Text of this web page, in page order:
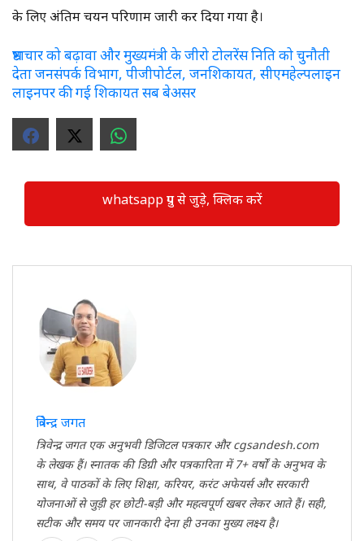
के लिए अंतिम चयन परिणाम जारी कर दिया गया है।
भ्रष्टाचार को बढ़ावा और मुख्यमंत्री के जीरो टोलरेंस निति को चुनौती
देता जनसंपर्क विभाग, पीजीपोर्टल, जनशिकायत, सीएमहेल्पलाइन
लाइनपर की गई शिकायत सब बेअसर
whatsapp ग्रुप से जुड़े, क्लिक करें
त्रिवेन्द्र जगत
त्रिवेन्द्र जगत एक अनुभवी डिजिटल पत्रकार और cgsandesh.com
के लेखक हैं। स्नातक की डिग्री और पत्रकारिता में 7+ वर्षों के अनुभव के
साथ, वे पाठकों के लिए शिक्षा, करियर, करंट अफेयर्स और सरकारी
योजनाओं से जुड़ी हर छोटी-बड़ी और महत्वपूर्ण खबर लेकर आते हैं। सही,
सटीक और समय पर जानकारी देना ही उनका मुख्य लक्ष्य है।